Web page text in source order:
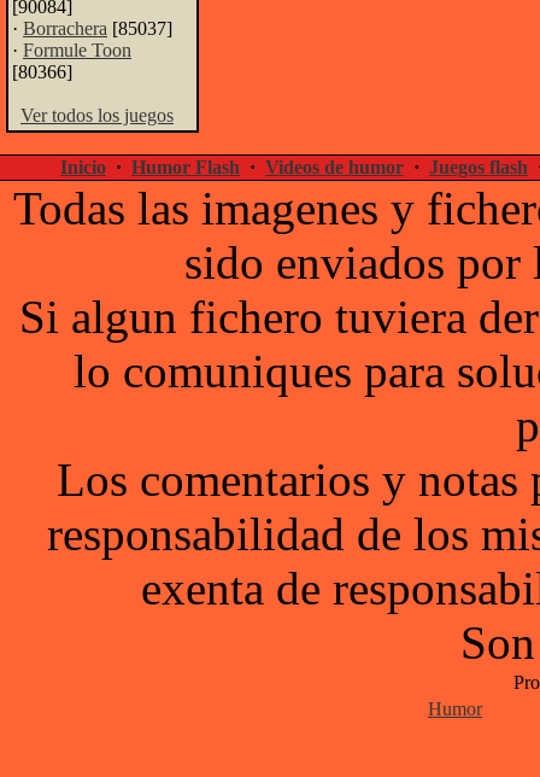
[90084]
· Borrachera [85037]
· Formule Toon
[80366]
Ver todos los juegos
Inicio · Humor Flash · Videos de humor · Juegos flash
Todas las imagenes y
sido enviados por
Si algun fichero tuviera
lo comuniques para
Los comentarios y notas
responsabilidad de los
exenta de
Humor